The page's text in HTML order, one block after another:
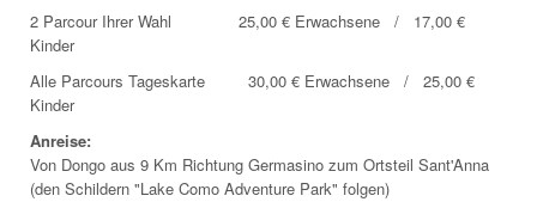
2 Parcour Ihrer Wahl 25,00 € Erwachsene / 17,00 €
Kinder
Alle Parcours Tageskarte 30,00 € Erwachsene / 25,00 €
Kinder
Anreise:
Von Dongo aus 9 Km Richtung Germasino zum Ortsteil Sant'Anna
(den Schildern "Lake Como Adventure Park" folgen)